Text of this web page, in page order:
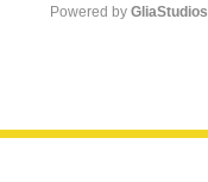
t
Powered by GliaStudios